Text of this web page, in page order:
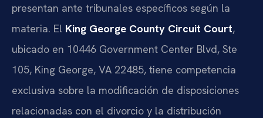
presentan ante tribunales específicos según la
materia. El King George County Circuit Court,
ubicado en 10446 Government Center Blvd, Ste
105, King George, VA 22485, tiene competencia
exclusiva sobre la modificación de disposiciones
relacionadas con el divorcio y la distribución